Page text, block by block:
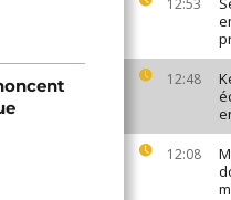
12:53
12:48
12:08